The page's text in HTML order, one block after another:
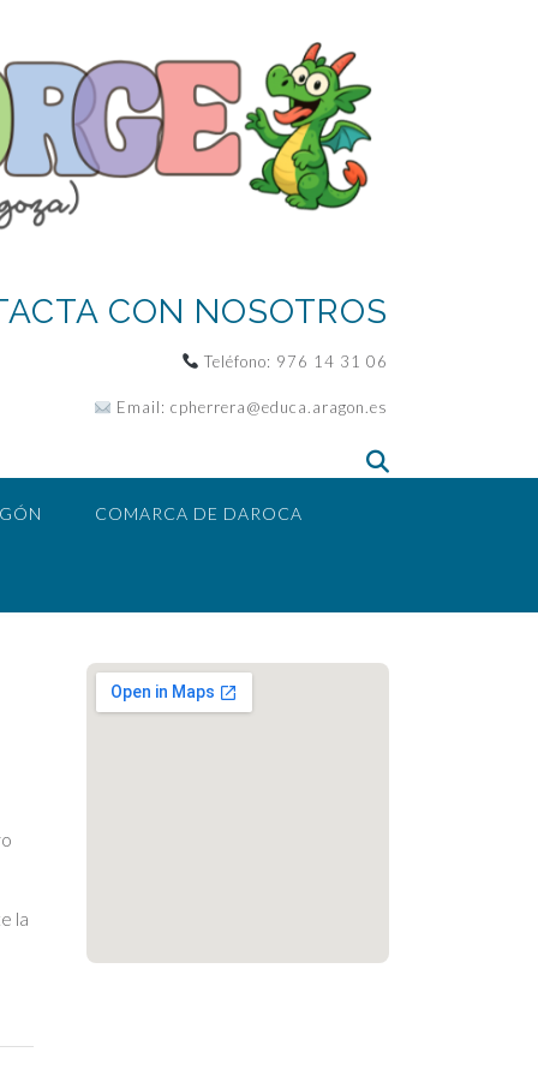
CON NOSOTROS
Teléfono: 976 14 31 06
Email: cpherrera@educa.aragon.es
COMARCA DE DAROCA
la